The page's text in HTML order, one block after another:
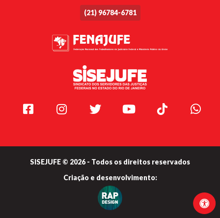
(21) 96784-6781
Facebook Instagram Twitter Youtube TikTok
SISEJUFE © 2026 - Todos os direitos reservados
Criação e desenvolvimento: